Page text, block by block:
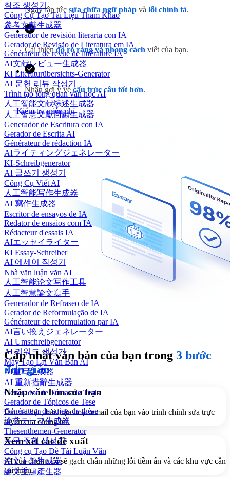
참조 생성기
Công Cụ Tạo Tài Liệu Tham Khảo
參考文獻生成器
Generador de revisión literaria con IA
Gerador de Revisão de Literatura em IA
Générateur de revue de littérature IA
AI文献レビュー生成器
KI Literaturübersichts-Generator
AI 문헌 리뷰 작성기
Trình tạo tổng quan văn học AI
人工智能文献综述生成器
人工智慧文獻回顧生成器
Generador de Escritura con IA
Gerador de Escrita AI
Générateur de rédaction IA
AIライティングジェネレーター
KI-Schreibgenerator
AI 글쓰기 생성기
Công Cụ Viết AI
人工智能写作生成器
AI 寫作生成器
Escritor de ensayos de IA
Redator de ensaios com IA
Rédacteur d'essais IA
AIエッセイライター
KI Essay-Schreiber
AI 에세이 작성기
Nhà văn luận văn AI
人工智能论文写作工具
人工智慧論文寫手
Generador de Refraseo de IA
Gerador de Reformulação de IA
Générateur de reformulation par IA
AI言い換えジェネレーター
AI Umschreibgenerator
AI 리워드 생성기
Máy Tạo Lại Văn Bản AI
AI重写生成器
AI 重新措辭生成器
Generador de Temas de Tesis
Gerador de Tópicos de Tese
Générateur de sujets de thèse
論文テーマ生成器
Thesenthemen-Generator
논문 주제 생성기
Công cụ Tạo Đề Tài Luận Văn
论文主题生成器
論文主題產生器
Ngay lập tức sửa chữa ngữ pháp và lỗi chính tả.
Cải thiệnđộ rõ ràng và phong cách viết của bạn.
Nhận gợi ý vềcấu trúc câu tốt hơn.
Kiểm tra miễn phí
Cập nhật văn bản của bạn trong 3 bước
đơn giản
Nhập văn bản của bạn
Dán tài liệu, bài luận hoặc email của bạn vào trình chỉnh sửa trực
tuyến của chúng tôi.
Xem xét các đề xuất
AI của chúng tôi sẽ gạch chân những lỗi tiềm ẩn và các khu vực cần
cải thiện.